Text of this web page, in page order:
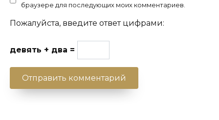
браузере для последующих моих комментариев.
Пожалуйста, введите ответ цифрами:
девять + два =